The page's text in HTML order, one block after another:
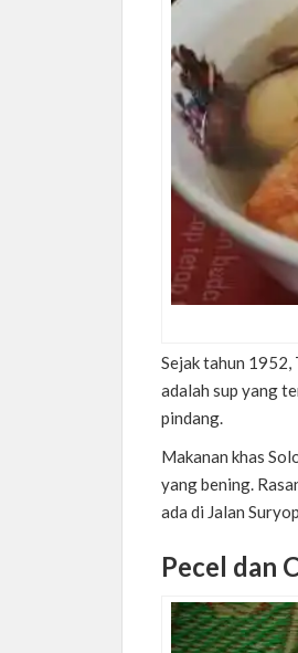
Sejak tahun 1952,
adalah sup yang
pindang.
Makanan khas
yang bening.
ada di Jalan
Pecel dan